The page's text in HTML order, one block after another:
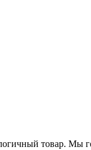
товар.